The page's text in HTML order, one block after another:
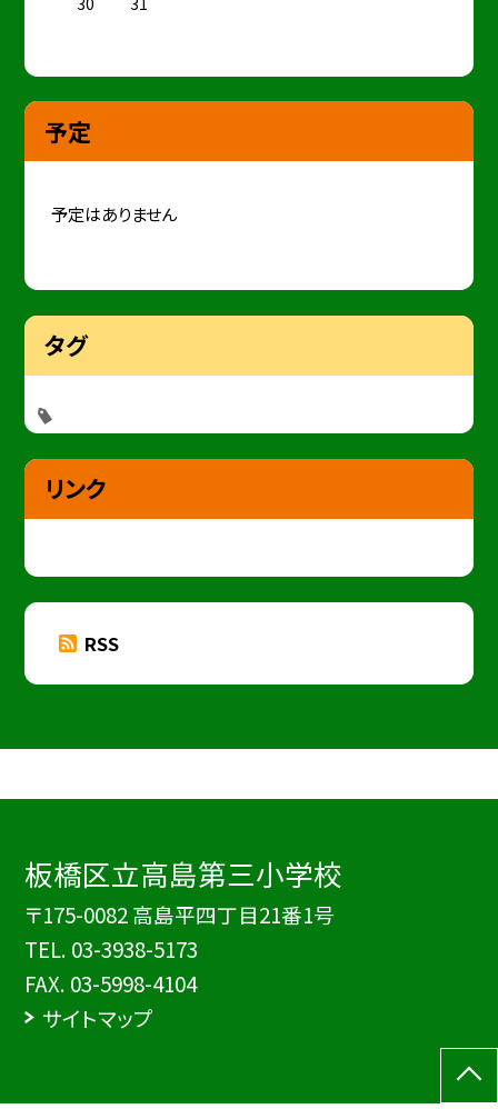
予定
予定はありません
タグ
リンク
RSS
板橋区立高島第三小学校
〒175-0082 高島平四丁目21番1号
TEL. 03-3938-5173
FAX. 03-5998-4104
サイトマップ